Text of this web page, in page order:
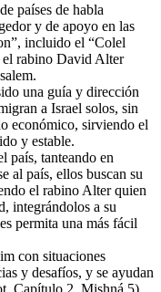
países de habla
y de apoyo en las
incluido el “Colel
el rabino David Alter
una guía y dirección
a Israel solos, sin
económico, sirviendo el
y estable.
país, tanteando en
al país, ellos buscan su
el rabino Alter quien
integrándolos a su
permita una más fácil
con situaciones
y desafíos, y se ayudan
Capítulo 2, Mishná 5)